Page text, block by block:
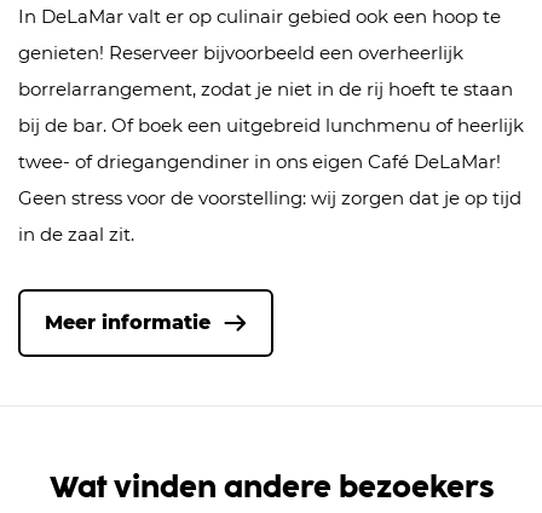
In DeLaMar valt er op culinair gebied ook een hoop te
genieten! Reserveer bijvoorbeeld een overheerlijk
borrelarrangement, zodat je niet in de rij hoeft te staan
bij de bar. Of boek een uitgebreid lunchmenu of heerlijk
twee- of driegangendiner in ons eigen Café DeLaMar!
Geen stress voor de voorstelling: wij zorgen dat je op tijd
in de zaal zit.
Meer informatie
Wat vinden andere bezoekers